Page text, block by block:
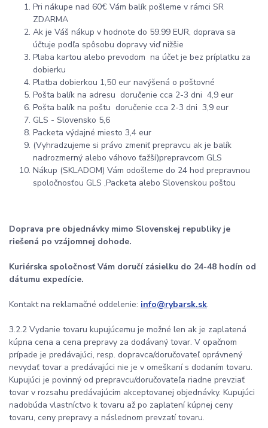
Pri nákupe nad 60€ Vám balík pošleme v rámci SR
ZDARMA
Ak je Váš nákup v hodnote do 59.99 EUR, doprava sa
účtuje podľa spôsobu dopravy viď nižšie
Plaba kartou alebo prevodom na účet je bez príplatku za
dobierku
Platba dobierkou 1,50 eur navýšená o poštovné
Pošta balík na adresu doručenie cca 2-3 dni 4,9 eur
Pošta balík na poštu doručenie cca 2-3 dni 3,9 eur
GLS - Slovensko 5,6
Packeta výdajné miesto 3,4 eur
(Vyhradzujeme si právo zmeniť prepravcu ak je balík
nadrozmerný alebo váhovo ťažší)prepravcom GLS
Nákup (SKLADOM) Vám odošleme do 24 hod prepravnou
spoločnosťou GLS ,Packeta alebo Slovenskou poštou
Doprava pre objednávky mimo Slovenskej republiky je
riešená po vzájomnej dohode.
Kuriérska spoločnosť Vám doručí zásielku do 24-48 hodín od
dátumu expedície.
Kontakt na reklamačné oddelenie: info@rybarsk.sk.
3.2.2 Vydanie tovaru kupujúcemu je možné len ak je zaplatená
kúpna cena a cena prepravy za dodávaný tovar. V opačnom
prípade je predávajúci, resp. dopravca/doručovateľ oprávnený
nevydať tovar a predávajúci nie je v omeškaní s dodaním tovaru.
Kupujúci je povinný od prepravcu/doručovateľa riadne prevziať
tovar v rozsahu predávajúcim akceptovanej objednávky. Kupujúci
nadobúda vlastníctvo k tovaru až po zaplatení kúpnej ceny
tovaru, ceny prepravy a následnom prevzatí tovaru.